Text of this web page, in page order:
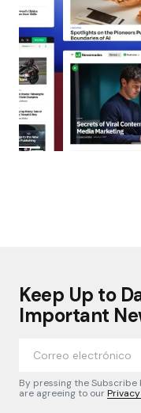
Keep Up to
Important
By pressing the
are agreeing to our